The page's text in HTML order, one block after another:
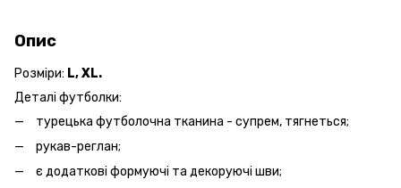
Опис
Розміри: L, XL.
Деталі футболки:
турецька футболочна тканина - супрем, тягнеться;
рукав-реглан;
є додаткові формуючі та декоруючі шви;